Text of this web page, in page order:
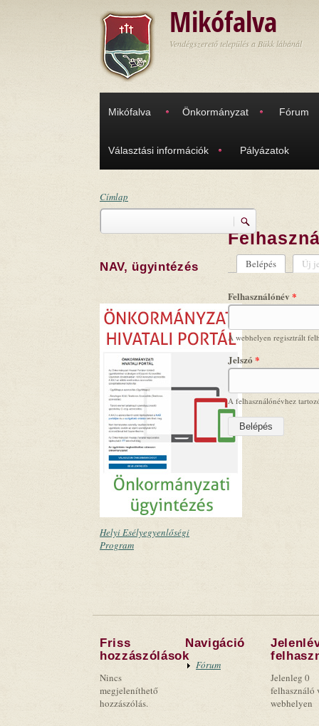
Mikófalva
Vendégszerető település a Bükk lábánál
Mikófalva Önkormányzat Fórum
Választási információk Pályázatok
Címlap
Keresés
NAV, ügyintézés
Helyi Esélyegyenlőségi
Program
Belépés (aktív fül)
Új
Felhasználónév *
A webhelyen regisztrált
Jelszó *
A felhasználónévhez
Friss
hozzászólások
Nincs
megjeleníthető
hozzászólás.
Navigáció
Fórum
Jelenleg 0
felhasználó
webhelyen